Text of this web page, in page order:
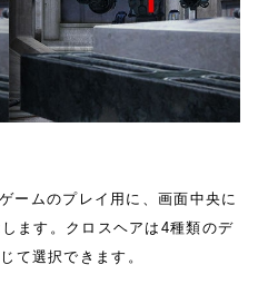
ムのプレイ用に、画面中央に
ます。クロスヘアは4種類のデ
て選択できます。